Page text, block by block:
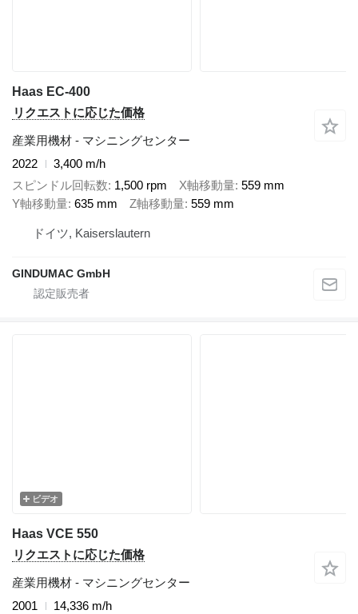
Haas EC-400
リクエストに応じた価格
産業用機材 - マシニングセンター
2022
3,400 m/h
スピンドル回転数 1,500 rpm X軸移動量 559 mm
Y軸移動量 635 mm Z軸移動量 559 mm
ドイツ, Kaiserslautern
GINDUMAC GmbH
ビデオ
Haas VCE 550
リクエストに応じた価格
産業用機材 - マシニングセンター
2001
14,336 m/h